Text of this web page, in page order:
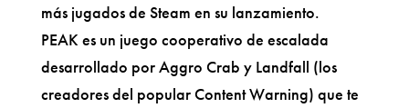
más jugados de Steam en su lanzamiento.
PEAK es un juego cooperativo de escalada
desarrollado por Aggro Crab y Landfall (los
creadores del popular Content Warning) que te